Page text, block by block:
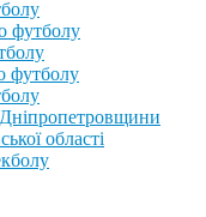
футболу
футболу
області